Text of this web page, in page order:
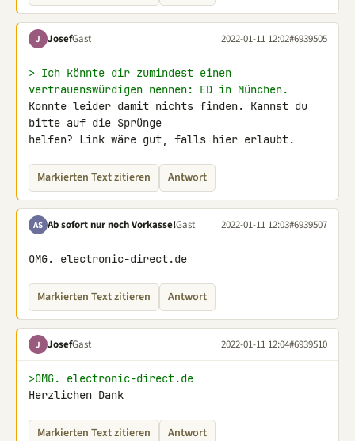
J JosefGast 2022-01-11 12:02#6939505
> Ich könnte dir zumindest einen
vertrauenswürdigen nennen: ED in München.
Konnte leider damit nichts finden. Kannst du
bitte auf die Sprünge
helfen? Link wäre gut, falls hier erlaubt.
Markierten Text zitieren Antwort
AS Ab sofort nur noch Vorkasse!Gast 2022-01-11 12:03#6939507
OMG. electronic-direct.de
Markierten Text zitieren Antwort
J JosefGast 2022-01-11 12:04#6939510
>OMG. electronic-direct.de
Herzlichen Dank
Markierten Text zitieren Antwort